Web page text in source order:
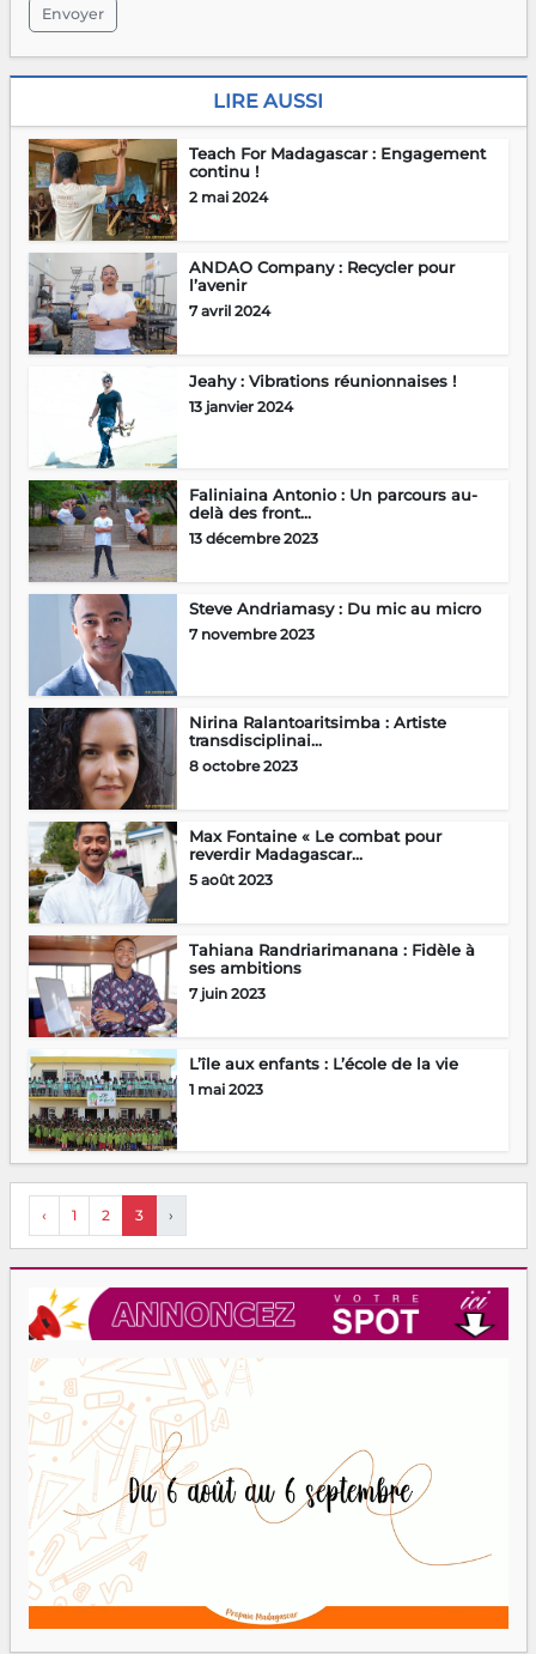
Envoyer
LIRE AUSSI
Teach For Madagascar : Engagement
continu !
2 mai 2024
ANDAO Company : Recycler pour
l’avenir
7 avril 2024
Jeahy : Vibrations réunionnaises !
13 janvier 2024
Faliniaina Antonio : Un parcours au-
delà des front...
13 décembre 2023
Steve Andriamasy : Du mic au micro
7 novembre 2023
Nirina Ralantoaritsimba : Artiste
transdisciplinai...
8 octobre 2023
Max Fontaine « Le combat pour
reverdir Madagascar...
5 août 2023
Tahiana Randriarimanana : Fidèle à
ses ambitions
7 juin 2023
L’île aux enfants : L’école de la vie
1 mai 2023
‹ 1 2 3 ›